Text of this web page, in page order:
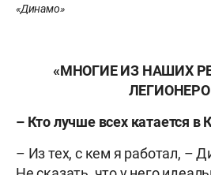
«Динамо»
«МНОГИЕ ИЗ НАШИХ
– Кто лучше всех катается в
– Из тех, с кем я работал, –